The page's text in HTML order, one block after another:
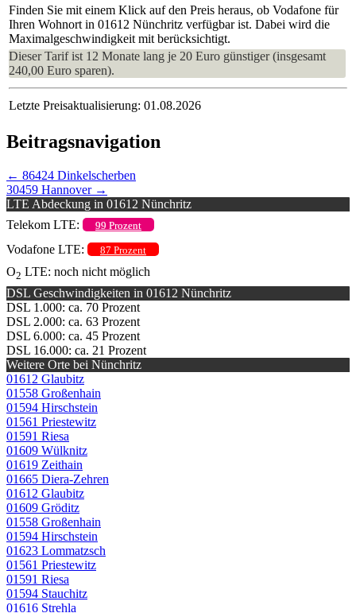
Finden Sie mit einem Klick auf den Preis heraus, ob Vodafone für
Ihren Wohnort in 01612 Nünchritz verfügbar ist. Dabei wird die
Maximalgeschwindigkeit mit berücksichtigt.
Dieser Tarif ist 12 Monate lang je 20 Euro günstiger (insgesamt
240,00 Euro sparen).
Letzte Preisaktualisierung: 01.08.2026
Beitragsnavigation
← 86424 Dinkelscherben
30459 Hannover →
LTE Abdeckung in 01612 Nünchritz
Telekom LTE:
99 Prozent
Vodafone LTE: 87 Prozent
O2 LTE: noch nicht möglich
DSL Geschwindigkeiten in 01612 Nünchritz
DSL 1.000: ca. 70 Prozent
DSL 2.000: ca. 63 Prozent
DSL 6.000: ca. 45 Prozent
DSL 16.000: ca. 21 Prozent
Weitere Orte bei Nünchritz
01612 Glaubitz
01558 Großenhain
01594 Hirschstein
01561 Priestewitz
01591 Riesa
01609 Wülknitz
01619 Zeithain
01665 Diera-Zehren
01612 Glaubitz
01609 Gröditz
01558 Großenhain
01594 Hirschstein
01623 Lommatzsch
01561 Priestewitz
01591 Riesa
01594 Stauchitz
01616 Strehla